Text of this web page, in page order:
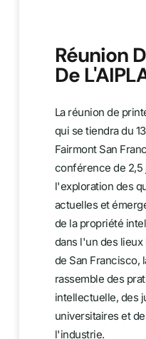
Réunion
De
La réunion de
qui se tiendra du
Fairmont San
conférence de 2,5
l'exploration des
actuelles et
de la propriété
dans l'un des
de San Francisco,
rassemble des
intellectuelle, des
universitaires et
l'industrie.